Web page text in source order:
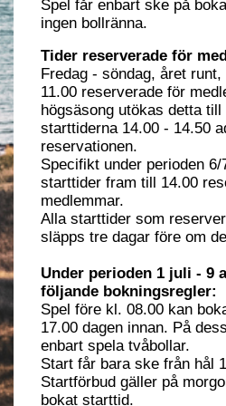
Spel får enbart ske på
ingen bollränna.
Tider reserverade för
Fredag - söndag, året
11.00 reserverade för
högsäsong utökas detta
starttiderna 14.00 - 14.50
reservationen.
Specifikt under perioden
starttider fram till 14.00
medlemmar.
Alla starttider som
släpps tre dagar före om
Under perioden 1 juli - 9
följande bokningsregler:
Spel före kl. 08.00 kan
17.00 dagen innan. På
enbart spela tvåbollar.
Start får bara ske från hål
Startförbud gäller på
bokat starttid.